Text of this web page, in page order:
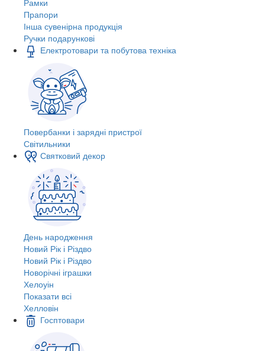
Рамки
Прапори
Інша сувенірна продукція
Ручки подарункові
Електротовари та побутова техніка
Повербанки і зарядні пристрої
Світильники
Святковий декор
День народження
Новий Рік і Різдво
Новий Рік і Різдво
Новорічні іграшки
Хелоуін
Показати всі
Хелловін
Госптовари